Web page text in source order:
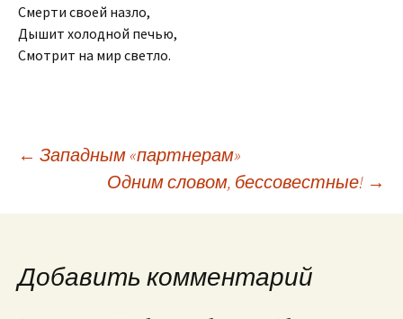
Смерти своей назло,
Дышит холодной печью,
Смотрит на мир светло.
Навигация
по
← Западным «партнерам»
Одним словом, бессовестные! →
Добавить комментарий